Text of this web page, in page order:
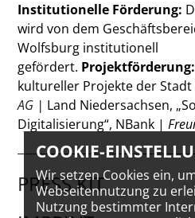
Institutionelle Förderung:
wird von dem
Wolfsburg institutionell
gefördert. Projektförderung:
kultureller Projekte der
AG | Land Niedersachsen,
Digitalisierung“, NBank |
PRESS KIT
COOKIE-
Wir setzen Cookies ein,
Webseitennutzung zu
Nutzung bestimmter